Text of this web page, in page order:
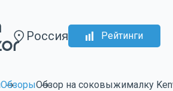
Россия Рейтинги
ОбзорыОбзор на соковыжималку